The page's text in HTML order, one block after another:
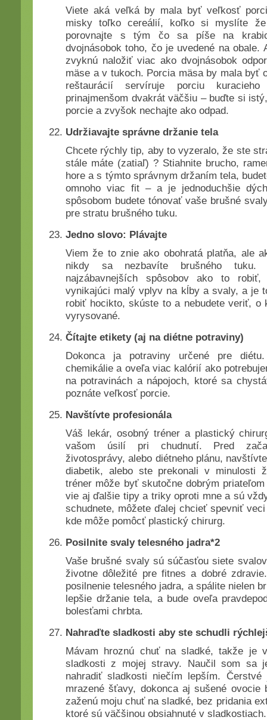
Viete aká veľká by mala byť veľkosť
misky toľko cereálií, koľko si myslíte
porovnajte s tým čo sa píše na
dvojnásobok toho, čo je uvedené na obale.
zvyknú naložiť viac ako dvojnásobok
mäse a v tukoch. Porcia mäsa by mala byť
reštaurácií servíruje porciu
prinajmenšom dvakrát väčšiu – buďte si
porcie a zvyšok nechajte ako odpad.
Udržiavajte správne držanie tela
Chcete rýchly tip, aby to vyzeralo, že ste
stále máte (zatiaľ) ? Stiahnite brucho,
hore a s týmto správnym držaním tela,
omnoho viac fit – a je jednoduchšie
spôsobom budete tónovať vaše brušné
pre stratu brušného tuku.
Jedno slovo: Plávajte
Viem že to znie ako obohratá platňa, ale
nikdy sa nezbavíte brušného
najzábavnejších spôsobov ako to
vynikajúci malý vplyv na kĺby a svaly, a je
robiť hocikto, skúste to a nebudete veriť, o
vyrysované.
Čítajte etikety (aj na diétne potraviny)
Dokonca ja potraviny určené pre
chemikálie a oveľa viac kalórií ako
na potravinách a nápojoch, ktoré sa
poznáte veľkosť porcie.
Navštívte profesionála
Váš lekár, osobný tréner a plastický
vašom úsilí pri chudnutí. Pred
životosprávy, alebo diétneho plánu,
diabetik, alebo ste prekonali v minulosti
tréner môže byť skutočne dobrým
vie aj ďalšie tipy a triky oproti mne a sú
schudnete, môžete ďalej chcieť spevniť
kde môže pomôcť plastický chirurg.
Posilnite svaly telesného jadra*2
Vaše brušné svaly sú súčasťou siete
životne dôležité pre fitnes a dobré
posilnenie telesného jadra, a spálite nielen
lepšie držanie tela, a bude oveľa
bolesťami chrbta.
Nahraďte sladkosti aby ste schudli
Mávam hroznú chuť na sladké, takže je
sladkosti z mojej stravy. Naučil som sa
nahradiť sladkosti niečím lepším.
mrazené šťavy, dokonca aj sušené ovocie
zaženú moju chuť na sladké, bez pridania
ktoré sú väčšinou obsiahnuté v sladkostiach.